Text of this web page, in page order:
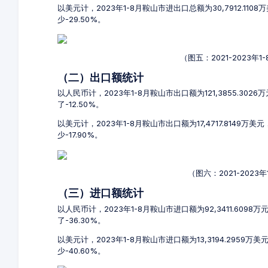
以美元计，2023年1-8月鞍山市进出口总额为30,7912.1108
少-29.50%。
（图五：2021-2023年
（二）出口额统计
以人民币计，2023年1-8月鞍山市出口额为121,3855.3026
了-12.50%。
以美元计，2023年1-8月鞍山市出口额为17,4717.8149万美
少-17.90%。
（图六：2021-2023
（三）进口额统计
以人民币计，2023年1-8月鞍山市进口额为92,3411.6098万
了-36.30%。
以美元计，2023年1-8月鞍山市进口额为13,3194.2959万美
少-40.60%。